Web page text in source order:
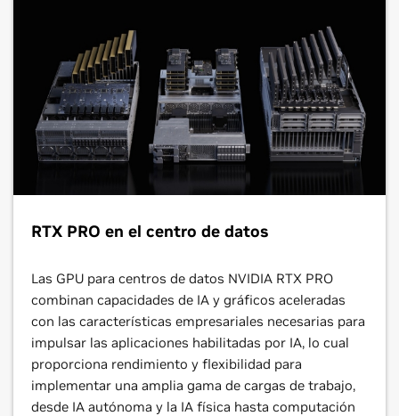
RTX PRO en el centro de datos
Las GPU para centros de datos NVIDIA RTX PRO
combinan capacidades de IA y gráficos aceleradas
con las características empresariales necesarias para
impulsar las aplicaciones habilitadas por IA, lo cual
proporciona rendimiento y flexibilidad para
implementar una amplia gama de cargas de trabajo,
desde IA autónoma y la IA física hasta computación